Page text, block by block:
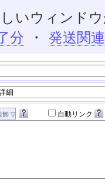
いウィンド
分
・ 発送関
自動リンク